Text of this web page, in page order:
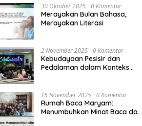
Rempah
30 Oktober 2025 0 Komentar
Merayakan Bulan Bahasa,
Merayakan Literasi
2 November 2025 0 Komentar
Kebudayaan Pesisir dan
Pedalaman dalam Konteks
15 November 2025 0 Komentar
Rumah Baca Maryam:
Menumbuhkan Minat Baca dan